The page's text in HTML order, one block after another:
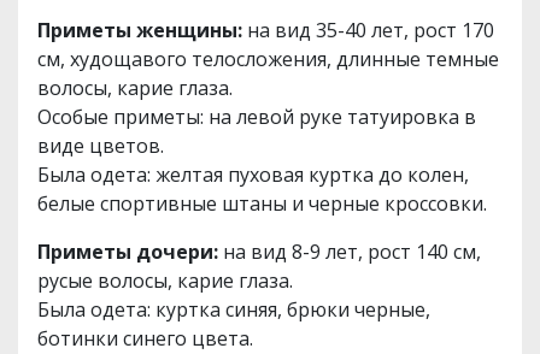
Приметы женщины: на вид 35-40 лет, рост 170
см, худощавого телосложения, длинные темные
волосы, карие глаза.
Особые приметы: на левой руке татуировка в
виде цветов.
Была одета: желтая пуховая куртка до колен,
белые спортивные штаны и черные кроссовки.
Приметы дочери: на вид 8-9 лет, рост 140 см,
русые волосы, карие глаза.
Была одета: куртка синяя, брюки черные,
ботинки синего цвета.